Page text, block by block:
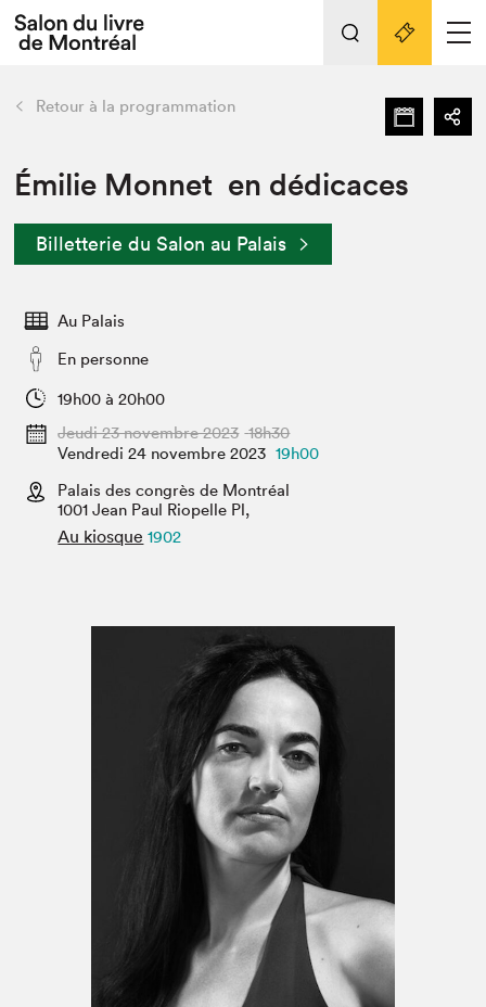
Espace exposant⋅e⋅s
Espace enseignant·e·s
Espace médias
L'événement
Préparer sa visite au Salon
Actualités
SLM PRO
retour Nos activités
Préparer sa visite
Salon dans la ville et en ligne
Projets partenaires
Liens pratiques
Retour à la programmation
Émilie Monnet en dédicaces
Billetterie du Salon au Palais
Au Palais
En personne
19h00 à 20h00
Jeudi 23 novembre 2023 18h30
Vendredi 24 novembre 2023 19h00
Palais des congrès de Montréal
1001 Jean Paul Riopelle Pl,
Au kiosque 1902